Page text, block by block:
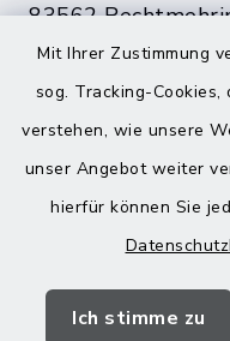
Mit Ihrer Zustimmung
sog. Tracking-
verstehen, wie unsere
unser Angebot weiter
hierfür können Sie
Ich stimme zu
83562
08076 499
08076 8595
Landratsamt